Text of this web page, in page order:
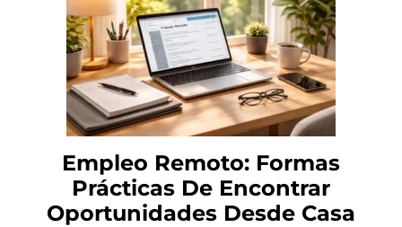
Empleo Remoto: Formas
Prácticas De Encontrar
Oportunidades Desde Casa